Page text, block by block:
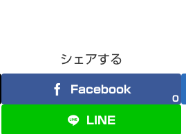
シェアする
Facebook
0
LINE